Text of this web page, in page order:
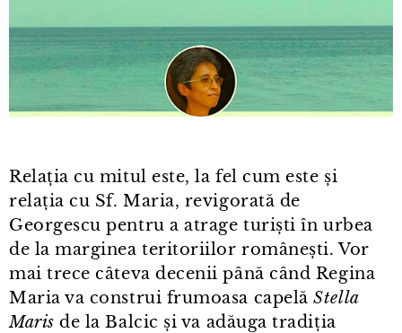
Relația cu mitul este, la fel cum este și
relația cu Sf. Maria, revigorată de
Georgescu pentru a atrage turiști în urbea
de la marginea teritoriilor românești. Vor
mai trece câteva decenii până când Regina
Maria va construi frumoasa capelăStella
Maris de la Balcic și va adăuga tradiția